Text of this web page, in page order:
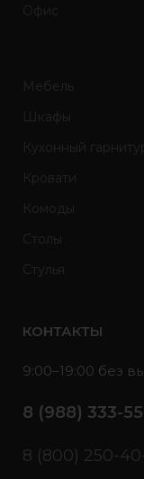
Офис
Мебель
Шкафы
Кухонный гарнитур
Кровати
Комоды
Столы
Стулья
КОНТАКТЫ
9:00–19:00 без
8 (988) 333-
8 (800) 250-